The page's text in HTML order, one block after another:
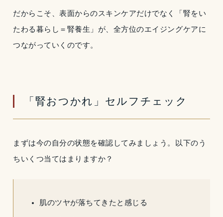
だからこそ、表面からのスキンケアだけでなく「腎をい
たわる暮らし＝腎養生」が、全方位のエイジングケアに
つながっていくのです。
「腎おつかれ」セルフチェック
まずは今の自分の状態を確認してみましょう。以下のう
ちいくつ当てはまりますか？
肌のツヤが落ちてきたと感じる